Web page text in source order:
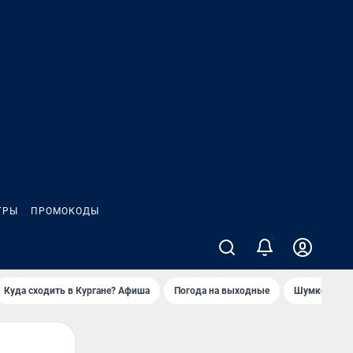
ПРОМОКОДЫ
Куда сходить в Кургане? Афиша Погода на выходные Шумков в